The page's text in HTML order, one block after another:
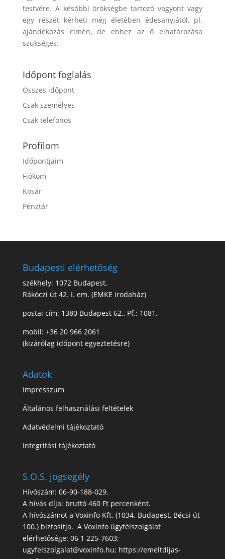
testvére. A későbbi örökségbe tartozó vagyont vagy
egy részét kérheti még életében édesanyjától, pl.
ajándékozás címén, de ehhez az ő elhatározása
szükséges.
Időpont foglalás
Összes időpont
Csak személyes
Csak telefonos
Profilom
Időpontjaim
Fiókom
Kosár
Pénztár
Budapesti elérhetőség
székhely: 1072 Budapest,
Rákóczi út 42. I. em. (EMKE irodaház)
postai cím: 1380 Budapest 62., Pf.: 1081.
mobil: +36 20 966 2061
(kizárólag időpont egyeztetésre)
Adatok
Impresszum
Általános felhasználási feltételek
Adatvédelmi tájékoztató
Integritási tájékoztató
S.O.S. jogsegély
Hívószám: 06-90-188-029.
A hívás díja: bruttó 460 Ft percenként.
A hívószámot a Voxinfo Kft. (1034. Budapest, Bécsi út
100.) biztosítja. A Voxinfo ügyfélszolgálat
elérhetősége: 06 1 225-7603;
ugyfelszolgalat@voxinfo.hu; https://emeltdijas-